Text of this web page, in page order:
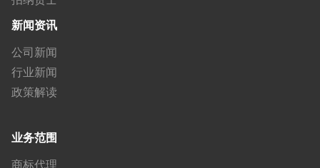
新闻资讯
公司新闻
行业新闻
政策解读
业务范围
商标代理